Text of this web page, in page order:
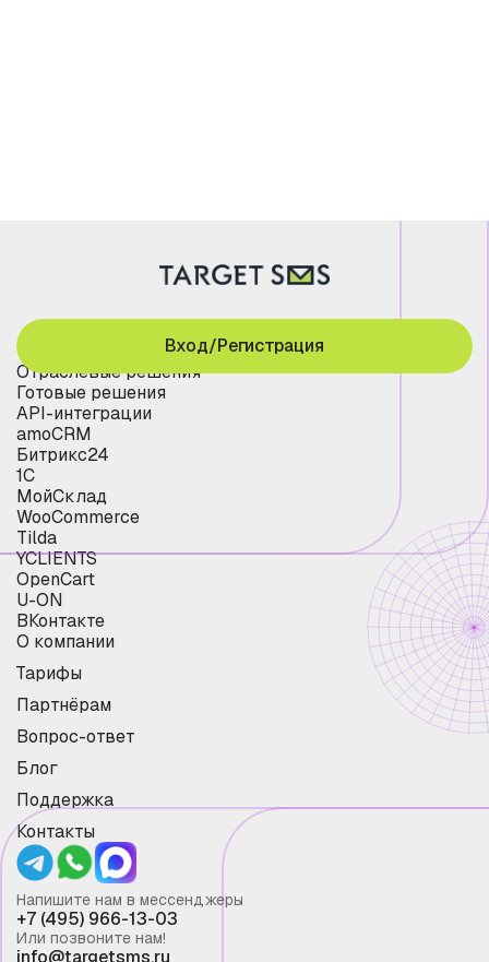
Отраслевые решения
Готовые решения
API-интеграции
amoCRM
Битрикс24
1С
МойСклад
WooCommerce
Tilda
YCLIENTS
OpenCart
U-ON
ВКонтакте
О компании
Тарифы
Партнёрам
Вопрос-ответ
Блог
Поддержка
Контакты
Вход/Регистрация
Напишите нам в мессенджеры
+7 (495) 966-13-03
Или позвоните нам!
info@targetsms.ru